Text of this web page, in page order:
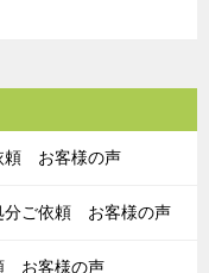
頼 お客様の声
分ご依頼 お客様の声
お客様の声